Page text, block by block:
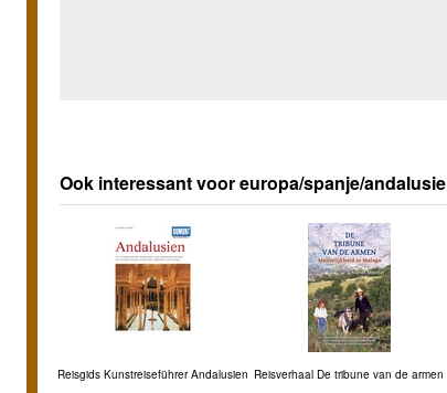
Ook interessant voor europa/spanje/andalusie
Reisgids Kunstreiseführer Andalusien Reisverhaal De tribune van de armen